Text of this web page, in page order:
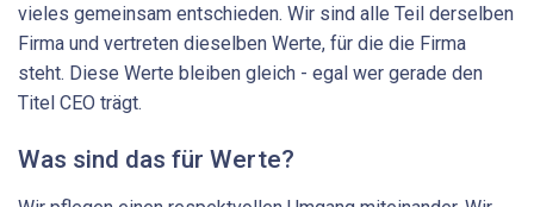
vieles gemeinsam entschieden. Wir sind alle Teil derselben
Firma und vertreten dieselben Werte, für die die Firma
steht. Diese Werte bleiben gleich - egal wer gerade den
Titel CEO trägt.
Was sind das für Werte?